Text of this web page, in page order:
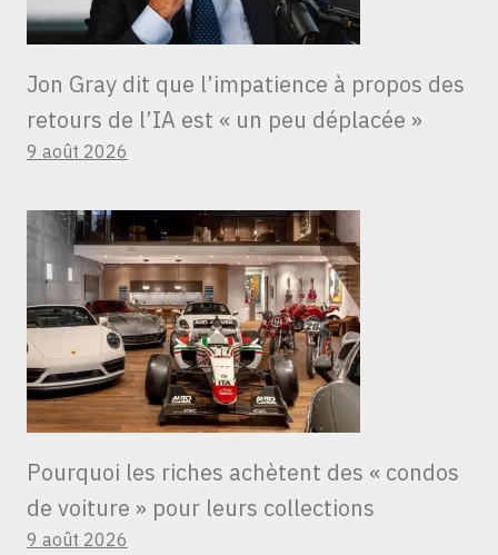
Jon Gray dit que l’impatience à propos des
retours de l’IA est « un peu déplacée »
9 août 2026
Pourquoi les riches achètent des « condos
de voiture » ​​pour leurs collections
9 août 2026